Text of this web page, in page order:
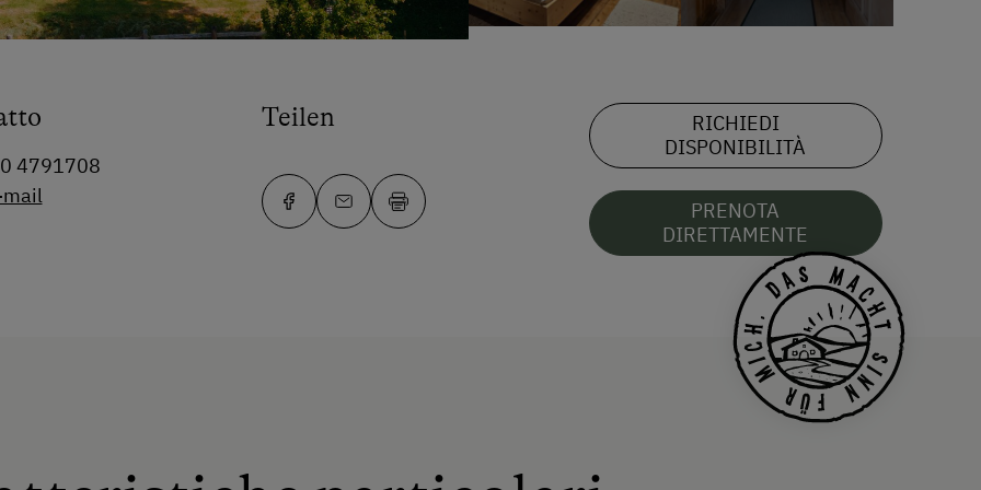
4791708
Teilen
RICHIEDI
DISPONIBILITÀ
PRENOTA
DIRETTAMENTE